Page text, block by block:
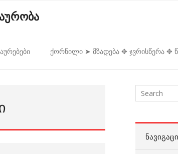
ქორწილი ➤ მზადება ✥ ჯვრისწერა ✥